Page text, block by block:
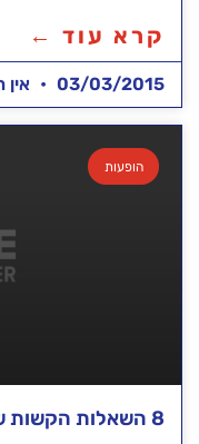
קרא עוד ←
03/03/2015 אין
הופעות
8 השאלות הקשות שאנשים שואלים בראיונות עבודה